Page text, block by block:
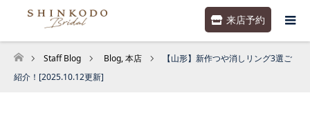
来店予約
ホーム
Staff Blog Blog,本店
【山形】新作つや消しリング3選ご
紹介！[2025.10.12更新]